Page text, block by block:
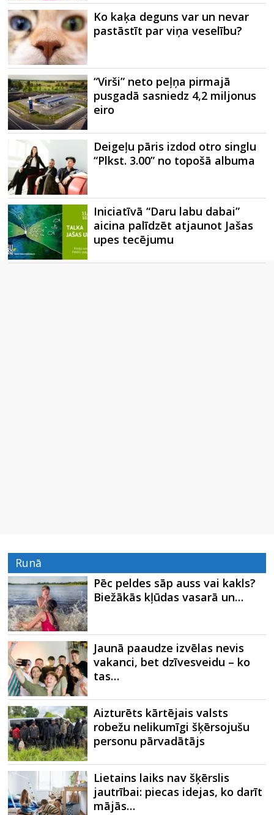
Ko kaķa deguns var un nevar
pastāstīt par viņa veselību?
“Virši” neto peļņa pirmajā
pusgadā sasniedz 4,2 miljonus
eiro
Deigeļu pāris izdod otro singlu
“Plkst. 3.00” no topošā albuma
Iniciatīvā “Daru labu dabai”
aicina palīdzēt atjaunot Jašas
upes tecējumu
Runā
Pēc peldes sāp auss vai kakls?
Biežākās kļūdas vasarā un…
Jaunā paaudze izvēlas nevis
vakanci, bet dzīvesveidu – ko
tas…
Aizturēts kārtējais valsts
robežu nelikumīgi šķērsojušu
personu pārvadātājs
Lietains laiks nav šķērslis
jautrībai: piecas idejas, ko darīt
mājās…